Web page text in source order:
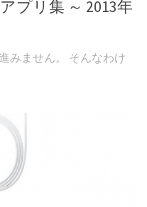
プリ集 ～ 2013年
みません。 そんなわけ